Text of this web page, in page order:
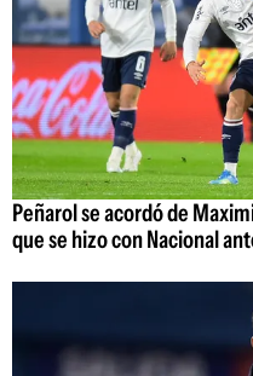
Peñarol se acordó de
que se hizo con Nacional